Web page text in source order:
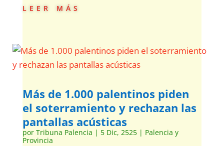
leer más
Más de 1.000 palentinos piden
el soterramiento y rechazan las
pantallas acústicas
por Tribuna Palencia | 5 Dic, 2525| Palencia y
Provincia